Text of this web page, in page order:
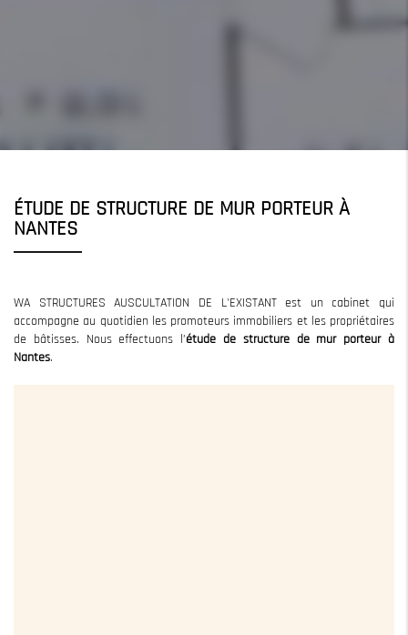
ÉTUDE DE STRUCTURE DE MUR PORTEUR À
NANTES
WA STRUCTURES AUSCULTATION DE L'EXISTANT est un cabinet qui
accompagne au quotidien les promoteurs immobiliers et les propriétaires
de bâtisses. Nous effectuons l’étude de structure de mur porteur à
Nantes.